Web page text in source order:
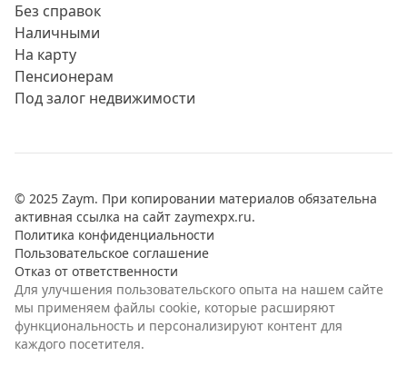
Без справок
Наличными
На карту
Пенсионерам
Под залог недвижимости
© 2025 Zaym. При копировании материалов обязательна
активная ссылка на сайт zaymexpx.ru.
Политика конфиденциальности
Пользовательское соглашение
Отказ от ответственности
Для улучшения пользовательского опыта на нашем сайте
мы применяем файлы cookie, которые расширяют
функциональность и персонализируют контент для
каждого посетителя.